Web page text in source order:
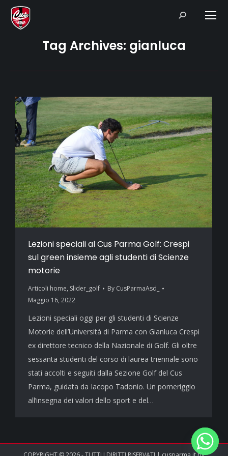
Search:
Tag Archives: gianluca
Lezioni speciali al Cus Parma Golf: Crespi
sul green insieme agli studenti di Scienze
motorie
Articoli home, Slider_golf By CusParmaAsd_
Maggio 16, 2022
Lezioni speciali oggi per gli studenti di Scienze
Motorie dell’Università di Parma con Gianluca Crespi
ex direttore tecnico della Nazionale di Golf. Gli oltre
sessanta studenti del corso di laurea triennale sono
stati accolti e seguiti dalla Sezione Golf del Cus
Parma, guidata da Iacopo Tadonio. Un pomeriggio
all’insegna dei valori dello sport e del…